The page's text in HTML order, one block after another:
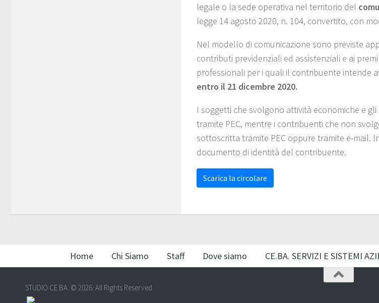
legale o la sede operativa nel territorio del
legge 14 agosto 2020, n. 104, convertito, con
Nel modello di comunicazione sono previste
contributi previdenziali ed assistenziali e ai
professionali per i quali il contribuente intende
entro il 21 dicembre 2020.
I soggetti che svolgono attività economiche e
tramite PEC, mentre i contribuenti che non
sottoscritta tramite PEC oppure tramite e-mail.
documento di identità del contribuente.
Scarica la circolare
Home Chi Siamo Staff Dove siamo CE.BA. SERVIZI E SISTEMI
STUDIO CE.BA. © 2026. All Rights Reserved.